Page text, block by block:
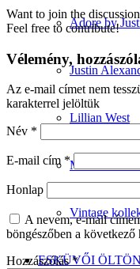
Adore by
Justin
Lillian West
Minimalista
Vintage
ESKÜVŐI
Want to join the
Feel free to contribute!
Vélemény,
Az e-mail címet nem
karakterrel jelöltük
Név *
E-mail cím *
Honlap
A nevem, e-mail
böngészőben a következő
Hozzászólás*